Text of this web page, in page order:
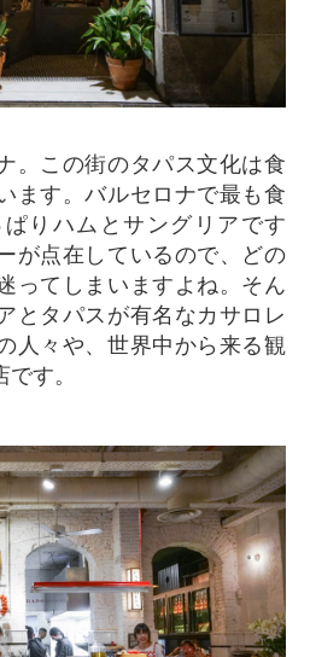
ます。バルセロナで最も食
りハムとサングリアです
が点在しているので、どの
ってしまいますよね。そん
とタパスが有名なカサロレ
人々や、世界中から来る観
す。